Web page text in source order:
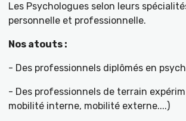
Les Psychologues selon leurs
personnelle et professionnelle.
Nos atouts :
- Des professionnels diplômés en
- Des professionnels de terrain
mobilité interne, mobilité externe....)